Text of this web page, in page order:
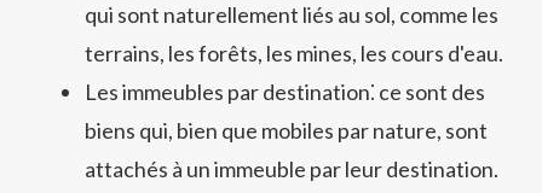
qui sont naturellement liés au sol, comme les
terrains, les forêts, les mines, les cours d'eau.
Les immeubles par destination⁚ ce sont des
biens qui, bien que mobiles par nature, sont
attachés à un immeuble par leur destination.